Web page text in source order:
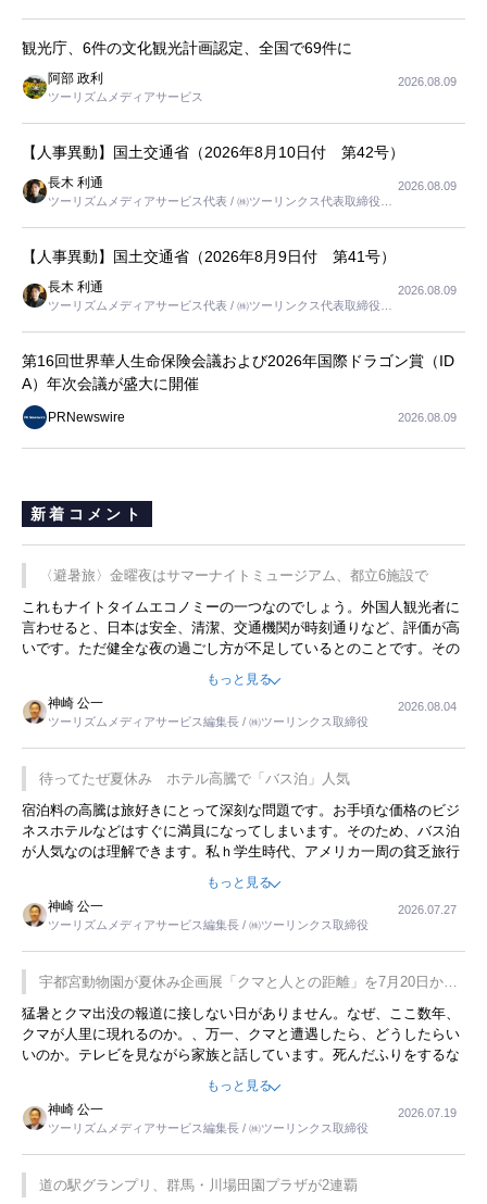
観光庁、6件の文化観光計画認定、全国で69件に
阿部 政利
ツーリズムメディアサービス
2026.08.09
【人事異動】国土交通省（2026年8月10日付 第42号）
長木 利通
ツーリズムメディアサービス代表 / ㈱ツーリンクス代表取締役社
2026.08.09
【人事異動】国土交通省（2026年8月9日付 第41号）
長木 利通
ツーリズムメディアサービス代表 / ㈱ツーリンクス代表取締役社
2026.08.09
第16回世界華人生命保険会議および2026年国際ドラゴン賞（ID
A）年次会議が盛大に開催
PRNewswire 2026.08.09
新着コメント
〈避暑旅〉金曜夜はサマーナイトミュージアム、都立6施設で
これもナイトタイムエコノミーの一つなのでしょう。外国人観光者に
言わせると、日本は安全、清潔、交通機関が時刻通りなど、評価が高
いです。ただ健全な夜の過ごし方が不足しているとのことです。その
ような意味で、金曜夜にこのようなイベントが行われれば、日本人に
限らず外国人にとっても楽しみが増えるでしょうね。
もっと見る
神崎 公一
ツーリズムメディアサービス編集長 / ㈱ツーリンクス取締役
2026.08.04
待ってたぜ夏休み ホテル高騰で「バス泊」人気
宿泊料の高騰は旅好きにとって深刻な問題です。お手頃な価格のビジ
ネスホテルなどはすぐに満員になってしまいます。そのため、バス泊
が人気なのは理解できます。私ｈ学生時代、アメリカ一周の貧乏旅行
をした時は、移動はグレイハウンドバスでした。夕方から夜の便を利
用してホテル代を浮かせていました。ただし、若いからできたことで
す。若い人が夜行バスで京都に行った、青森に行ったと聞くと、疲れ
が残らないのかなと思ってしまいます。
もっと見る
神崎 公一
ツーリズムメディアサービス編集長 / ㈱ツーリンクス取締役
2026.07.27
宇都宮動物園が夏休み企画展「クマと人との距離」を7月20日から
開催
猛暑とクマ出没の報道に接しない日がありません。なぜ、ここ数年、
クマが人里に現れるのか。、万一、クマと遭遇したら、どうしたらい
いのか。テレビを見ながら家族と話しています。死んだふりをするな
んてことは、冗談でもいえません。そんな中で、この企画展はタイム
もっと見る
神崎 公一
ツーリズムメディアサービス編集長 / ㈱ツーリンクス取締役
2026.07.19
道の駅グランプリ、群馬・川場田園プラザが2連覇